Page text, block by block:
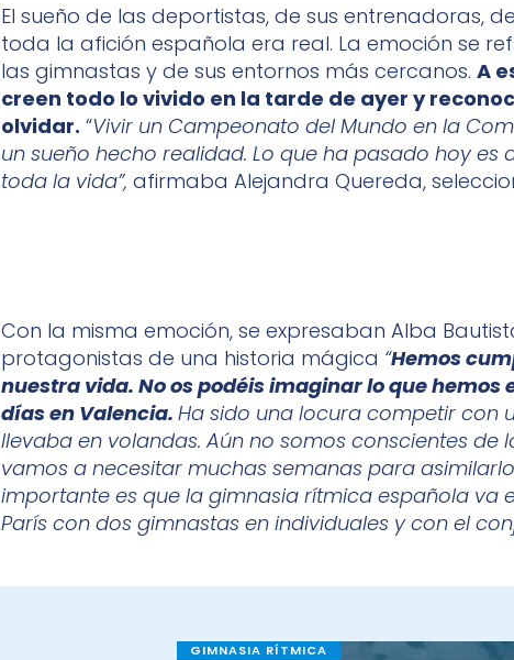
El sueño de las deportistas, de sus entrenadoras,
toda la afición española era real. La emoción se
las gimnastas y de sus entornos más cercanos. A
creen todo lo vivido en la tarde de ayer y
olvidar. “Vivir un Campeonato del Mundo en la
un sueño hecho realidad. Lo que ha pasado hoy
toda la vida”, afirmaba Alejandra Quereda,
Con la misma emoción, se expresaban Alba
protagonistas de una historia mágica “Hemos
nuestra vida. No os podéis imaginar lo que hemos
días en Valencia. Ha sido una locura competir con
llevaba en volandas. Aún no somos conscientes de
vamos a necesitar muchas semanas para
importante es que la gimnasia rítmica española va
París con dos gimnastas en individuales y con el
GIMNASIA RÍTMICA